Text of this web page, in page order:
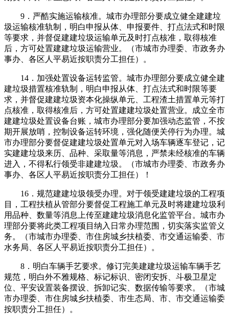
9．严酷实施运输核准。城市办理部分要成立健全建建垃
圾运输核准轨制，明白申报从体、申报要件、打点法式和时限
等要求，并督促建建垃圾运输单元及时打点核准，取得核准
后，方可处置建建垃圾运输营业。（市城市办理委、市政务办
事办、各区人平易近按职责分工担任）。
14．加强处置设备运转监管。城市办理部分要成立健全建
建垃圾措置核准轨制，明白申报从体、打点法式和时限等要
求，并督促建建垃圾资本化操纵单元、工程渣土措置单元等打
点核准，取得核准后，方可处置建建垃圾处置营业。成立全市
建建垃圾处置设备台账，城市办理部分要加强动态监管，不按
期开展放哨，控制设备运转环境，强化随便关停行为办理。城
市办理部分要督促建建垃圾处置单元对入场车辆逐车登记，记
实建建垃圾来历、品种、采取量等消息，严禁未经核准的车辆
进入，不得私行领受非建建垃圾。（市城市办理委、市政务办
事办、各区人平易近按职责分工担任）！
16．规范建建垃圾领受办理。对于领受建建垃圾的工程项
目，工程扶植从管部分要督促工程施工单元及时将建建垃圾利
用品种、数量等消息上传至建建垃圾消息化监管平台。城市办
理部分要将此类工程项目纳入日常办理范围，切实落实监管义
务。（市城市办理委、市住房城乡扶植委、市交通运输委、市
水务局、各区人平易近按职责分工担任）。
8．明白车辆手艺要求。修订完美建建垃圾运输车辆手艺
规范，明白外不雅规格、标记标识、密闭安拆、斗极卫星定
位、平安设置装备摆设、拆卸记实、数据传输等要求。（市城
市办理委、市住房城乡扶植委、市生态局、市、市交通运输委
按职责分工担任）。